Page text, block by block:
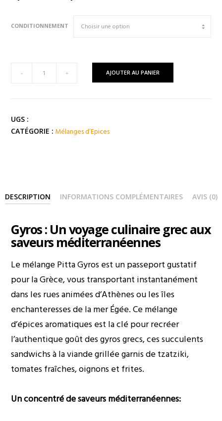
6,00 €
12,00 €
CONDITIONNEMENT
PITTA
GYROS
- + AJOUTER AU PANIER
UGS :
CATÉGORIE : Mélanges d’Epices
DESCRIPTION INFORMATIONS COMPLÉMENTAIRES AVIS (0)
Gyros : Un voyage culinaire grec aux
saveurs méditerranéennes
Le mélange Pitta Gyros est un passeport gustatif
pour la Grèce, vous transportant instantanément
dans les rues animées d’Athènes ou les îles
enchanteresses de la mer Égée. Ce mélange
d’épices aromatiques est la clé pour recréer
l’authentique goût des gyros grecs, ces succulents
sandwichs à la viande grillée garnis de tzatziki,
tomates fraîches, oignons et frites.
Un concentré de saveurs méditerranéennes: